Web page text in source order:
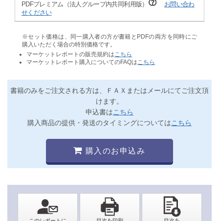
PDFプレミアム（法人グループ内共同利用版）
お問い合わ
せください
※セット価格は、同一購入者の方が書籍とPDFの両方を同時にご
購入いただく場合の特別価格です。
マーケットレポートの販売規約は こちら
マーケットレポート購入についてのFAQは こちら
書籍のみをご注文される方は、ＦＡＸまたはメールにてご注文頂
けます。
申込書はこちら
購入商品の提供・発送のタイミングについてはこちら
購入のお申込み